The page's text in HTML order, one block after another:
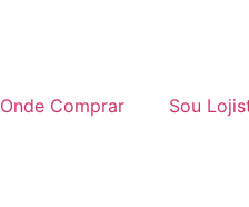
Onde Comprar Sou